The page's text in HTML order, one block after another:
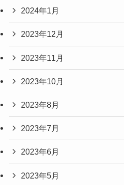
2024年1月
2023年12月
2023年11月
2023年10月
2023年8月
2023年7月
2023年6月
2023年5月